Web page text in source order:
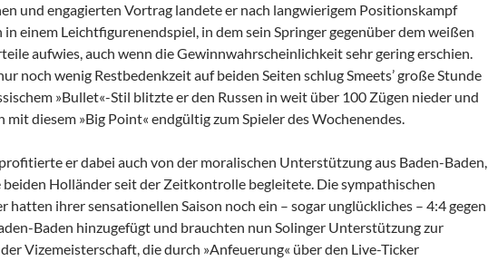
und engagierten Vortrag landete er nach langwierigem Positionskampf
einem Leichtfigurenendspiel, in dem sein Springer gegenüber dem weißen
aufwies, auch wenn die Gewinnwahrscheinlichkeit sehr gering erschien.
noch wenig Restbedenkzeit auf beiden Seiten schlug Smeets’ große Stunde
»Bullet«-Stil blitzte er den Russen in weit über 100 Zügen nieder und
mit diesem »Big Point« endgültig zum Spieler des Wochenendes.
er dabei auch von der moralischen Unterstützung aus Baden-Baden,
beiden Holländer seit der Zeitkontrolle begleitete. Die sympathischen
hatten ihrer sensationellen Saison noch ein – sogar unglückliches – 4:4 gegen
Baden hinzugefügt und brauchten nun Solinger Unterstützung zur
Vizemeisterschaft, die durch »Anfeuerung« über den Live-Ticker